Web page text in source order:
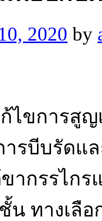
2020 by
ไขการสูญ
ารบีบรัดแ
ากรรไก
น ทางเลื